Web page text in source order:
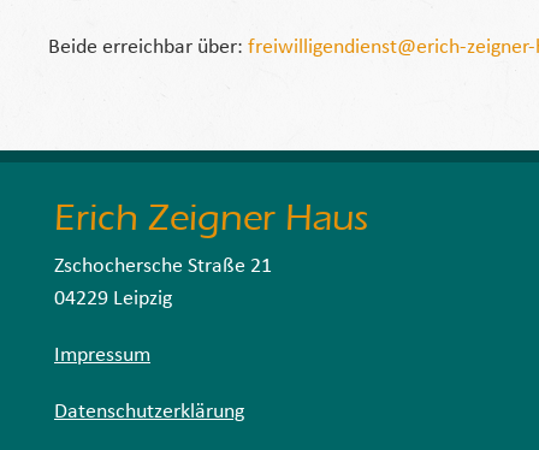
Beide erreichbar über: freiwilligendienst@erich-zeigner-
Erich Zeigner Haus
Zschochersche Straße 21
04229 Leipzig
Impressum
Datenschutzerklärung